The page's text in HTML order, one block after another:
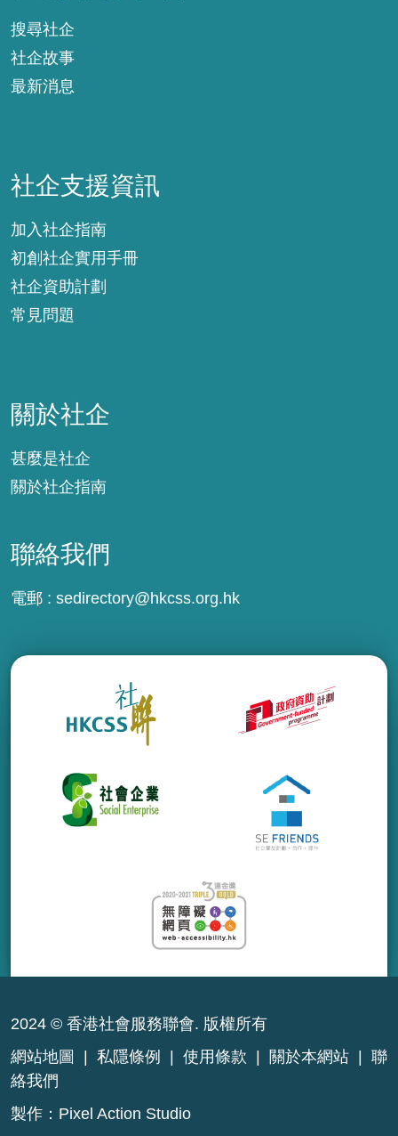
搜尋社企
社企故事
最新消息
社企支援資訊
加入社企指南
初創社企實用手冊
社企資助計劃
常見問題
關於社企
甚麼是社企
關於社企指南
聯絡我們
電郵 : sedirectory@hkcss.org.hk
2024 © 香港社會服務聯會. 版權所有
網站地圖
私隱條例 使用條款 關於本網站
聯
絡我們
製作： Pixel Action Studio